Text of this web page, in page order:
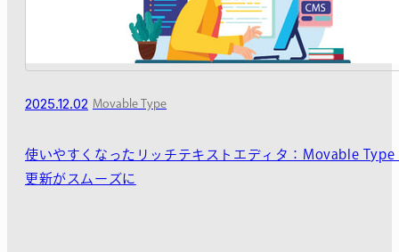
2025.12.02 Movable Type
使いやすくなったリッチテキストエディタ：Movable Type
更新がスムーズに